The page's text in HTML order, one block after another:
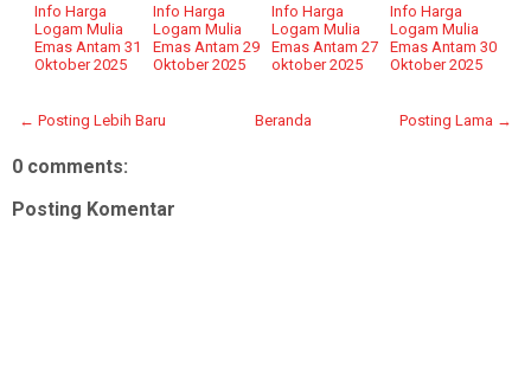
Info Harga
Logam Mulia
Emas Antam 31
Oktober 2025
Info Harga
Logam Mulia
Emas Antam 29
Oktober 2025
Info Harga
Logam Mulia
Emas Antam 27
oktober 2025
Info Harga
Logam Mulia
Emas Antam 30
Oktober 2025
← Posting Lebih Baru Posting Lama →
Beranda
0 comments:
Posting Komentar